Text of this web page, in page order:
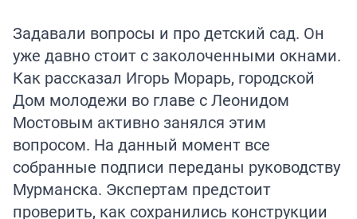
Задавали вопросы и про детский сад. Он
уже давно стоит с заколоченными окнами.
Как рассказал Игорь Морарь, городской
Дом молодежи во главе с Леонидом
Мостовым активно занялся этим
вопросом. На данный момент все
собранные подписи переданы руководству
Мурманска. Экспертам предстоит
проверить, как сохранились конструкции